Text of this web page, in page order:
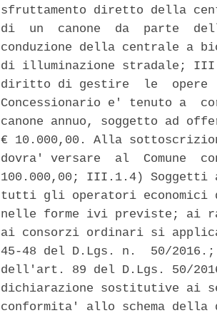
sfruttamento diretto della
di  un  canone  da  parte
conduzione della centrale a
di illuminazione stradale;
diritto di gestire  le  opere
Concessionario e' tenuto a
canone annuo, soggetto ad
€ 10.000,00. Alla
dovra' versare  al  Comune
100.000,00; III.1.4) Soggetti
tutti gli operatori
nelle forme ivi previste; ai
ai consorzi ordinari si
45-48 del D.Lgs. n.  50/
dell'art. 89 del D.Lgs. 50/
dichiarazione sostitutive
conformita' allo schema della